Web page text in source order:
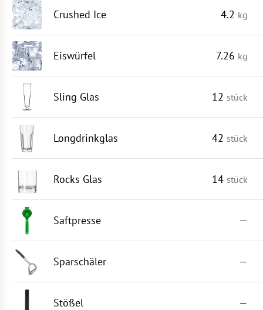
Crushed Ice 4.2 kg
Eiswürfel 7.26 kg
Sling Glas 12 stück
Longdrinkglas 42 stück
Rocks Glas 14 stück
Saftpresse —
Sparschäler —
Stößel —